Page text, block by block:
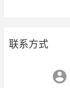
联系方式